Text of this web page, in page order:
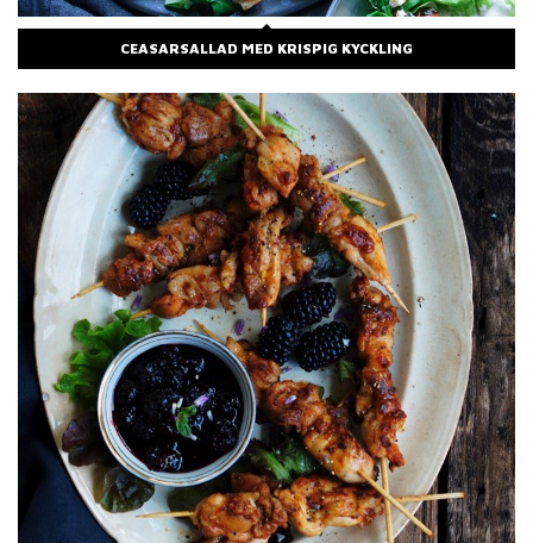
CEASARSALLAD MED KRISPIG KYCKLING